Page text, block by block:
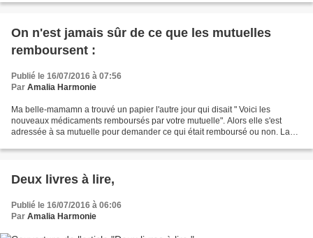
On n'est jamais sûr de ce que les mutuelles
remboursent :
Publié le 16/07/2016 à 07:56
Par Amalia Harmonie
Ma belle-mamamn a trouvé un papier l'autre jour qui disait " Voici les
nouveaux médicaments remboursés par votre mutuelle". Alors elle s'est
adressée à sa mutuelle pour demander ce qui était remboursé ou non. La
Deux livres à lire,
Publié le 16/07/2016 à 06:06
Par Amalia Harmonie